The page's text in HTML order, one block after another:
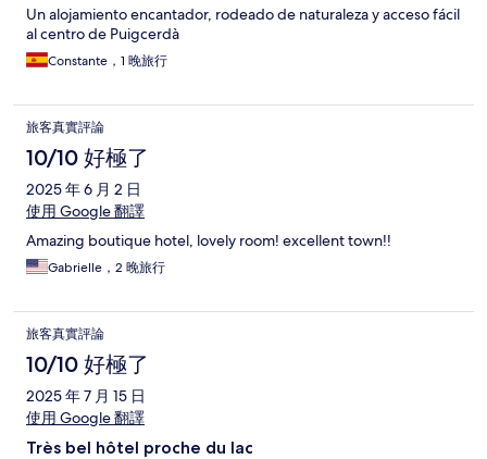
Un alojamiento encantador, rodeado de naturaleza y acceso fácil
al centro de Puigcerdà
Constante，1 晚旅行
旅客真實評論
10/10 好極了
2025 年 6 月 2 日
使用 Google 翻譯
Amazing boutique hotel, lovely room! excellent town!!
Gabrielle，2 晚旅行
旅客真實評論
10/10 好極了
2025 年 7 月 15 日
使用 Google 翻譯
Très bel hôtel proche du lac